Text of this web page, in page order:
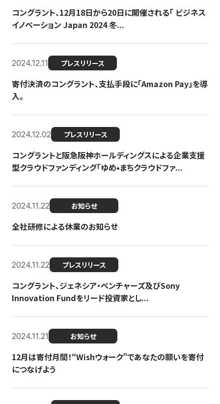
コングラント、12月18日から20日に開催される「 ビジネス
イノベーション Japan 2024 冬...
2024.12.11 プレスリリース
寄付決済のコングラント、支払手段に「Amazon Pay」を導
入。
2024.12.02 プレスリリース
コングラントと阪急阪神ホールディングスによる企業支援
型クラウドファンディング「ゆめ•まちクラウドファ...
2024.11.22 お知らせ
全社研修による休業のお知らせ
2024.11.22 プレスリリース
コングラント、ジェネシア・ベンチャーズ及びSony
Innovation Fundをリード投資家とし...
2024.11.21 お知らせ
12月は寄付月間！“Wishウォーク”であなたの願いを寄付
につなげよう